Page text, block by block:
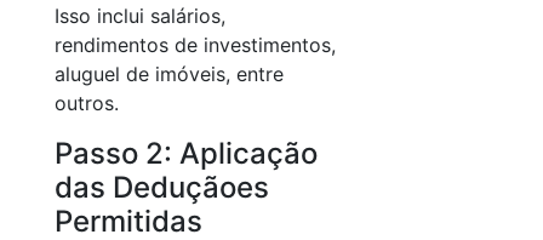
Isso inclui salários,
rendimentos de investimentos,
aluguel de imóveis, entre
outros.
Passo 2: Aplicação
das Deduçãoes
Permitidas